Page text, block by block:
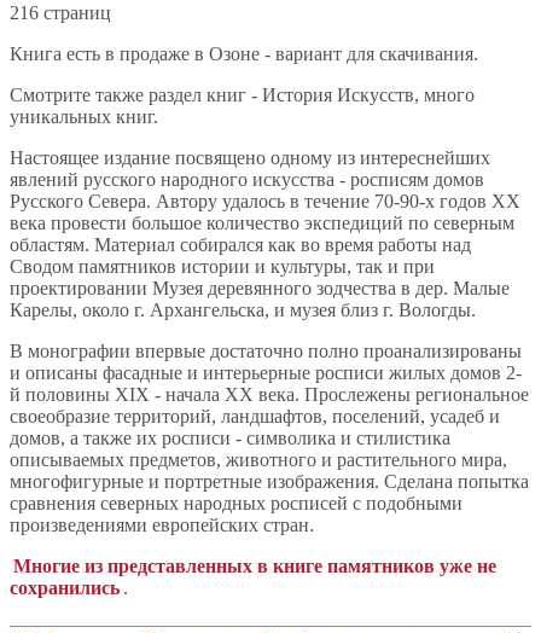
216 страниц
Книга есть в продаже в Озоне - вариант для скачивания.
Смотрите также раздел книг - История Искусств, много
уникальных книг.
Настоящее издание посвящено одному из интереснейших
явлений русского народного искусства - росписям домов
Русского Севера. Автору удалось в течение 70-90-х годов XX
века провести большое количество экспедиций по северным
областям. Материал собирался как во время работы над
Сводом памятников истории и культуры, так и при
проектировании Музея деревянного зодчества в дер. Малые
Карелы, около г. Архангельска, и музея близ г. Вологды.
В монографии впервые достаточно полно проанализированы
и описаны фасадные и интерьерные росписи жилых домов 2-
й половины XIX - начала XX века. Прослежены региональное
своеобразие территорий, ландшафтов, поселений, усадеб и
домов, а также их росписи - символика и стилистика
описываемых предметов, животного и растительного мира,
многофигурные и портретные изображения. Сделана попытка
сравнения северных народных росписей с подобными
произведениями европейских стран.
Многие из представленных в книге памятников уже не
сохранились .